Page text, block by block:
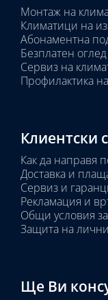
Монтаж на
Климатици на
Абонаментна
Безплатен
Сервиз на
Профилактика
Клиентски
Как да направя
Доставка и
Сервиз и
Рекламация и
Общи условия
Защита на
Ще Ви